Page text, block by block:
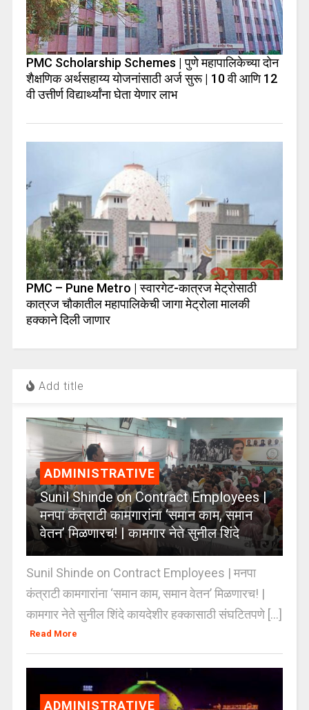
PMC Scholarship Schemes | पुणे महापालिकेच्या दोन
शैक्षणिक अर्थसहाय्य योजनांसाठी अर्ज सुरू | 10 वी आणि 12
वी उत्तीर्ण विद्यार्थ्यांना घेता येणार लाभ
PMC – Pune Metro | स्वारगेट-कात्रज मेट्रोसाठी
कात्रज चौकातील महापालिकेची जागा मेट्रोला मालकी
हक्काने दिली जाणार
Add title
ADMINISTRATIVE
Sunil Shinde on Contract Employees |
मनपा कंत्राटी कामगारांना ‘समान काम, समान
वेतन’ मिळणारच! | कामगार नेते सुनील शिंदे
Sunil Shinde on Contract Employees | मनपा
कंत्राटी कामगारांना ‘समान काम, समान वेतन’ मिळणारच! |
कामगार नेते सुनील शिंदे कायदेशीर हक्कासाठी संघटितपणे [...]
Read More
ADMINISTRATIVE